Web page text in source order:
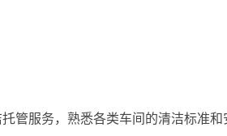
服务，熟悉各类车间的清洁标准